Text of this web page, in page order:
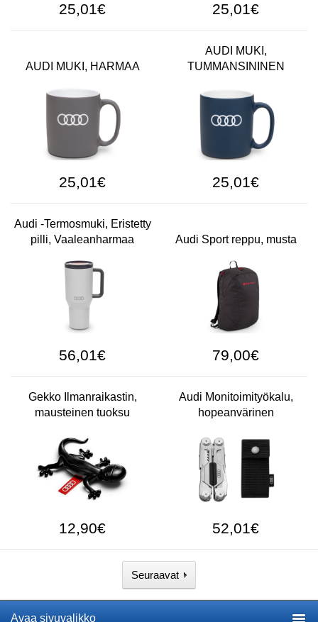
25,01€ 25,01€
AUDI MUKI, HARMAA
25,01€
AUDI MUKI,
TUMMANSININEN
25,01€
Audi -Termosmuki, Eristetty
pilli, Vaaleanharmaa
56,01€
Audi Sport reppu, musta
79,00€
Gekko Ilmanraikastin,
mausteinen tuoksu
12,90€
Audi Monitoimityökalu,
hopeanvärinen
52,01€
Seuraavat
Avaa sivuvalikko